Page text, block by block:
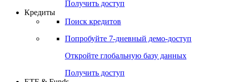
Попробуйте7-дневный
Откройте глобальную базу данных
Получить доступ
Поиск кредитов
Попробуйте7-дневный